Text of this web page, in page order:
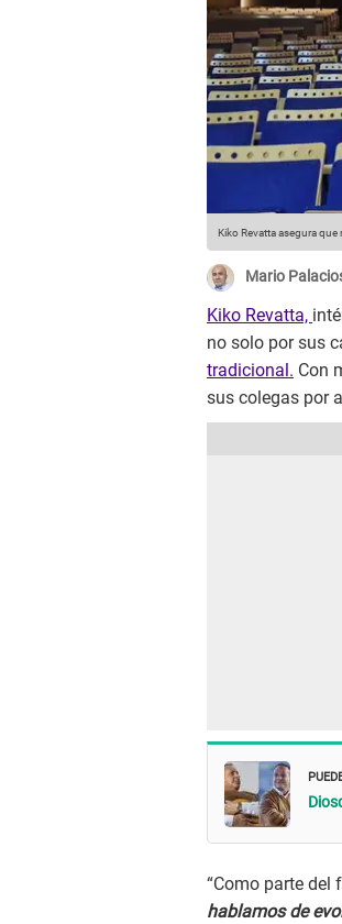
Kiko Revatta asegura
Mario
Kiko Revatta,
no solo por sus
tradicional. Con
sus colegas por
“Como parte del
hablamos de